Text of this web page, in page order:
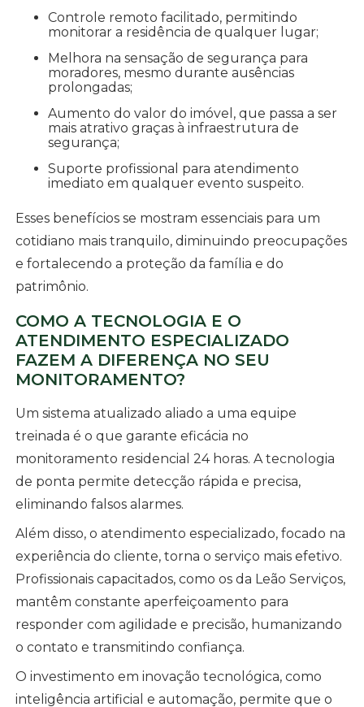
Controle remoto facilitado, permitindo
monitorar a residência de qualquer lugar;
Melhora na sensação de segurança para
moradores, mesmo durante ausências
prolongadas;
Aumento do valor do imóvel, que passa a ser
mais atrativo graças à infraestrutura de
segurança;
Suporte profissional para atendimento
imediato em qualquer evento suspeito.
Esses benefícios se mostram essenciais para um
cotidiano mais tranquilo, diminuindo preocupações
e fortalecendo a proteção da família e do
patrimônio.
COMO A TECNOLOGIA E O
ATENDIMENTO ESPECIALIZADO
FAZEM A DIFERENÇA NO SEU
MONITORAMENTO?
Um sistema atualizado aliado a uma equipe
treinada é o que garante eficácia no
monitoramento residencial 24 horas. A tecnologia
de ponta permite detecção rápida e precisa,
eliminando falsos alarmes.
Além disso, o atendimento especializado, focado na
experiência do cliente, torna o serviço mais efetivo.
Profissionais capacitados, como os da Leão Serviços,
mantêm constante aperfeiçoamento para
responder com agilidade e precisão, humanizando
o contato e transmitindo confiança.
O investimento em inovação tecnológica, como
inteligência artificial e automação, permite que o